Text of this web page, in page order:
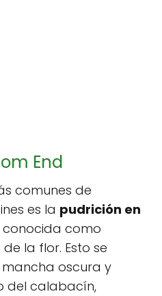
End
comunes de
es la pudrición en
conocida como
la flor. Esto se
oscura y
del calabacín,